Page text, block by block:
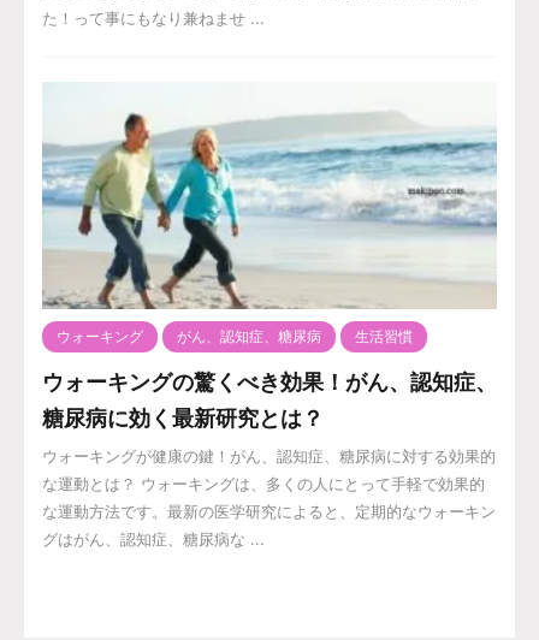
た！って事にもなり兼ねませ ...
ウォーキング がん、認知症、糖尿病 生活習慣
ウォーキングの驚くべき効果！がん、認知症、
糖尿病に効く最新研究とは？
ウォーキングが健康の鍵！がん、認知症、糖尿病に対する効果的
な運動とは？ ウォーキングは、多くの人にとって手軽で効果的
な運動方法です。最新の医学研究によると、定期的なウォーキン
グはがん、認知症、糖尿病な ...